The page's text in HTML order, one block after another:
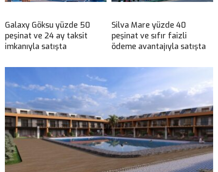
Galaxy Göksu yüzde 50
peşinat ve 24 ay taksit
imkanıyla satışta
Silva Mare yüzde 40
peşinat ve sıfır faizli
ödeme avantajıyla satışta